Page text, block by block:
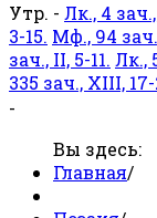
Утр. - Лк., 4
3-15. Мф., 94
зач., II, 5-11. Лк.,
335 зач., XIII, 17-
-
Вы здесь:
Главная/